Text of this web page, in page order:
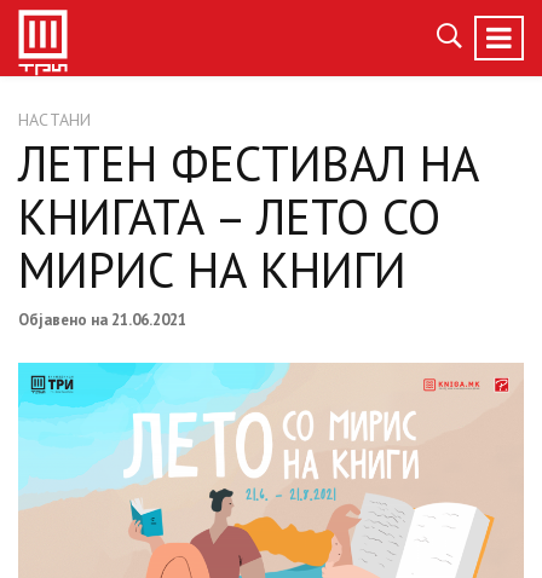
НАСТАНИ
ЛЕТЕН ФЕСТИВАЛ НА
КНИГАТА – ЛЕТО СО
МИРИС НА КНИГИ
Објавено на 21.06.2021